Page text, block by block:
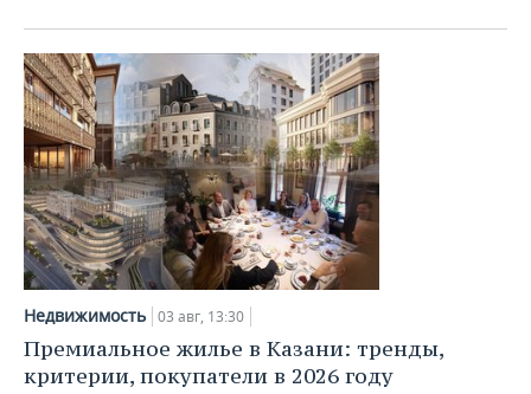
Недвижимость 03 авг, 13:30
Премиальное жилье в Казани: тренды,
критерии, покупатели в 2026 году